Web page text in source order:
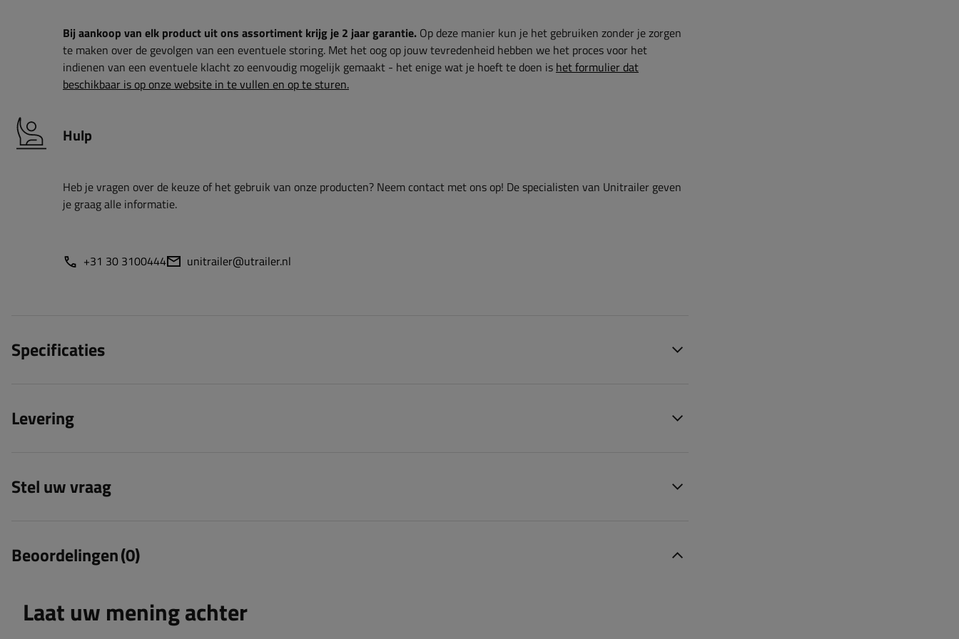
Bij aankoop van elk product uit ons assortiment krijg je 2 jaar garantie. Op deze manier kun je het gebruiken zonder je zorgen
te maken over de gevolgen van een eventuele storing. Met het oog op jouw tevredenheid hebben we het proces voor het
indienen van een eventuele klacht zo eenvoudig mogelijk gemaakt - het enige wat je hoeft te doen is het formulier dat
beschikbaar is op onze website in te vullen en op te sturen.
Hulp
Heb je vragen over de keuze of het gebruik van onze producten? Neem contact met ons op! De specialisten van Unitrailer geven
je graag alle informatie.
+31 30 3100444 unitrailer@utrailer.nl
Specificaties
Levering
Stel uw vraag
Beoordelingen(0)
Laat uw mening achter